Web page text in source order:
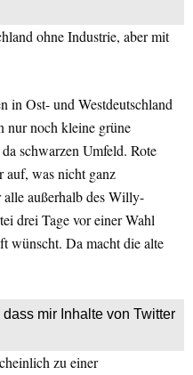
ohne Industrie, aber mit
in Ost- und Westdeutschland
nur noch kleine grüne
schwarzen Umfeld. Rote
auf, was nicht ganz
außerhalb des Willy-
drei Tage vor einer Wahl
wünscht. Da macht die alte
mir Inhalte von Twitter
zu einer